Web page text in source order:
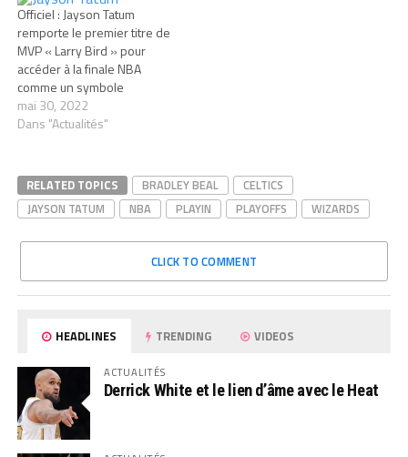
Officiel : Jayson Tatum
remporte le premier titre de
MVP « Larry Bird » pour
accéder à la finale NBA
comme un symbole
mai 30, 2022
Dans "Actualités"
RELATED TOPICS BRADLEY BEAL
CELTICS
JAYSON TATUM
NBA PLAYIN PLAYOFFS WIZARDS
CLICK TO COMMENT
HEADLINES TRENDING VIDEOS
ACTUALITÉS
Derrick White et le lien d’âme avec le Heat